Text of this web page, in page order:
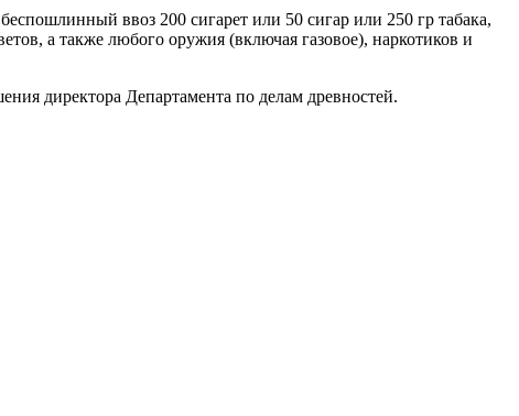
ввоз 200 сигарет или 50 сигар или 250 гр табака,
а также любого оружия (включая газовое), наркотиков и
директора Департамента по делам древностей.